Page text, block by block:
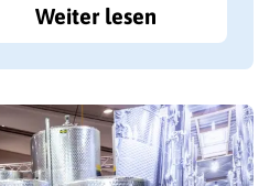
Weiter lesen